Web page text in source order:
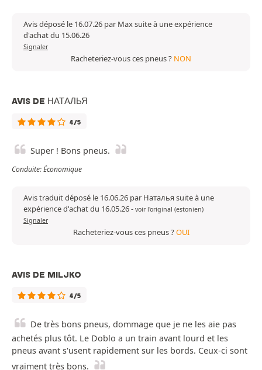
Avis déposé le 16.07.26 par Max suite à une expérience
d'achat du 15.06.26
Signaler
Racheteriez-vous ces pneus ? NON
AVIS DE НАТАЛЬЯ
4/5
Super ! Bons pneus.
Conduite: Économique
Avis traduit déposé le 16.06.26 par Наталья suite à une
expérience d'achat du 16.05.26- voir l'original (estonien)
Signaler
Racheteriez-vous ces pneus ?OUI
AVIS DE MILJKO
4/5
De très bons pneus, dommage que je ne les aie pas
achetés plus tôt. Le Doblo a un train avant lourd et les
pneus avant s'usent rapidement sur les bords. Ceux-ci sont
vraiment très bons.